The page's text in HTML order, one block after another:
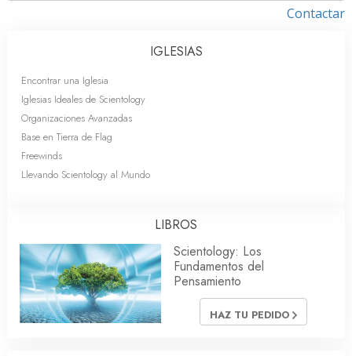
Contactar
IGLESIAS
Encontrar una Iglesia
Iglesias Ideales de Scientology
Organizaciones Avanzadas
Base en Tierra de Flag
Freewinds
Llevando Scientology al Mundo
LIBROS
Scientology: Los
Fundamentos del
Pensamiento
HAZ TU PEDIDO